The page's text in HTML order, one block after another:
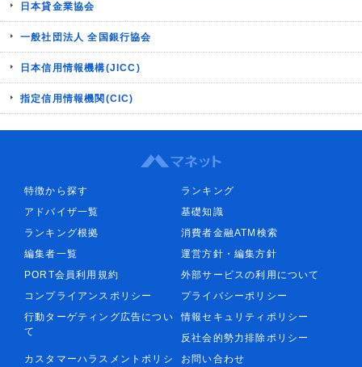
日本貸金業協会
一般社団法人 全国銀行協会
日本信用情報機構(JICC)
指定信用情報機関(CIC)
特徴から探す
ランキング
アドバイザ一覧
基礎知識
ランキング根拠
消費者金融ATM検索
編集者一覧
運営方針・編集方針
PORT会員利用規約
外部サービスの利用について
コンプライアンスポリシー
プライバシーポリシー
行動ターゲティング広告につい
て
情報セキュリティポリシー
反社会的勢力排除ポリシー
カスタマーハラスメントポリシ
お問い合わせ